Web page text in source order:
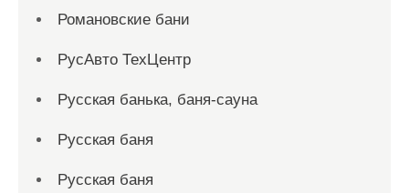
Романовские бани
РусАвто ТехЦентр
Русская банька, баня-сауна
Русская баня
Русская баня